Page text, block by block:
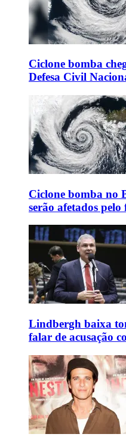
Ciclone bomba
Defesa Civil
Ciclone bomba no
serão afetados pelo
Lindbergh baixa
falar de acusação